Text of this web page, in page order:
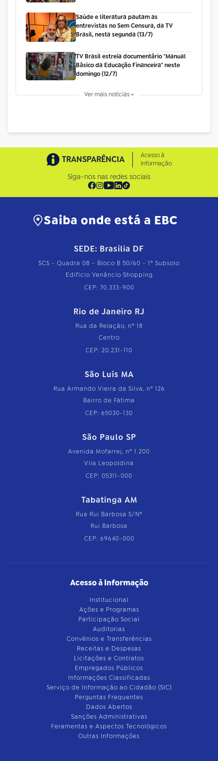
Saúde e literatura pautam as
entrevistas no Sem Censura, da TV
Brasil, nesta segunda (13/7)
TV Brasil estreia documentário "Manual
Básico da Educação Financeira" neste
domingo (12/7)
Ver mais notícias +
TRANSPARÊNCIA
Acesso à
Informação
Siga-nos nas redes sociais
Saiba onde está a EBC
SEDE: Brasília DF
SCS - Quadra 08 - Bloco B 50/60 - 1º Subsolo
Edifício Venâncio Shopping
CEP: 70.333-900
Rio de Janeiro RJ
Rua da Relação, nº 18
Centro
CEP: 20.231-110
São Luís MA
Rua Armando Vieira da Silva, nº 126
Bairro de Fátima
CEP: 65030-130
São Paulo SP
Avenida Mofarrej, nº 1.200
Vila Leopoldina
CEP: 05311-000
Tabatinga AM
Rua Rui Barbosa S/Nº
Rui Barbosa
CEP: 69640-000
Acesso à Informação
Institucional
Ações e Programas
Participação Social
Auditorias
Convênios e Transferências
Receitas e Despesas
Licitações e Contratos
Empregados Públicos
Informações Classificadas
Serviço de Informação ao Cidadão (SIC)
Perguntas Frequentes
Dados Abertos
Sanções Administrativas
Feramentas e Aspectos Tecnológicos
Outras Informações